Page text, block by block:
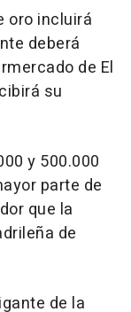
oro incluirá
deberá
de El
su
y 500.000
parte de
que la
de
de la